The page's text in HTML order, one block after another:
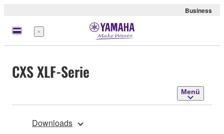
Business
Menü
CXS XLF-Serie
Menü
Downloads